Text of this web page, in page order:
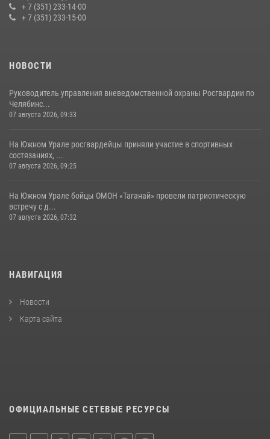
+ 7 (351) 233-14-00
+ 7 (351) 233-15-00
НОВОСТИ
Руководитель управления вневедомственной охраны Росгвардии по
Челябинс...
07 августа 2026, 09:33
На Южном Урале росгвардейцы приняли участие в спортивных
состязаниях, ...
07 августа 2026, 09:25
На Южном Урале бойцы ОМОН «Таганай» провели патриотическую
встречу с д...
07 августа 2026, 07:32
НАВИГАЦИЯ
Новости
Карта сайта
ОФИЦИАЛЬНЫЕ СЕТЕВЫЕ РЕСУРСЫ